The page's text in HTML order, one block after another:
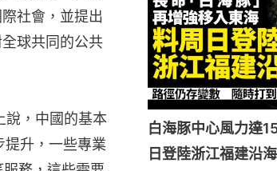
社會，並提出
球共同的公共
說，中國的基本
升，一些專業
白海豚中心風力達
日登陸浙江福建沿